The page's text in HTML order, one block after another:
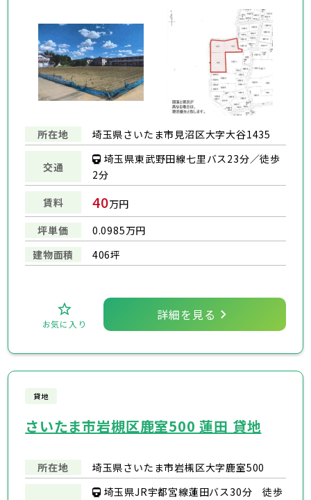
所在地 埼玉県さいたま市見沼区大字大谷1435
交通
埼玉県東武野田線七里バス23分／徒歩
2分
賃料
40万円
坪単価
0.0985万円
建物面積
406坪
お気に入り
詳細を見る
貸地
さいたま市岩槻区鹿室500 蓮田 貸地
所在地 埼玉県さいたま市岩槻区大字鹿室500
埼玉県JR宇都宮線蓮田バス30分 徒歩